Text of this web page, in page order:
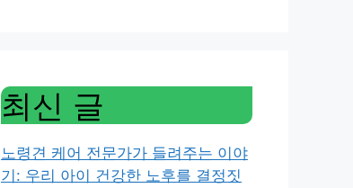
최신 글
노령견 케어 전문가가 들려주는 이야
기: 우리 아이 건강한 노후를 결정짓